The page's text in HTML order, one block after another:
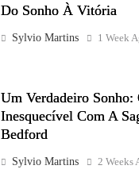
Do Sonho À Vitória
Sylvio Martins 1 Week
Um Verdadeiro Sonho:
Inesquecível Com A
Bedford
Sylvio Martins 2 Weeks